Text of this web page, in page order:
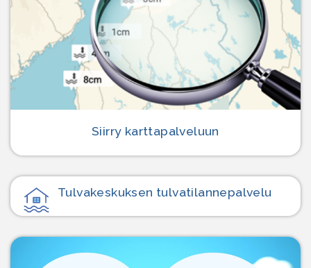
Siirry karttapalveluun
Tulvakeskuksen tulvatilanne­palvelu